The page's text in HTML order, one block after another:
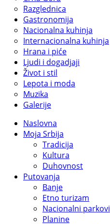
Razglednica
Gastronomija
Nacionalna kuhinja
Internacionalna kuhinja
Hrana i piće
Ljudi i dogadjaji
Život i stil
Lepota i moda
Muzika
Galerije
Naslovna
Moja Srbija
Tradicija
Kultura
Duhovnost
Putovanja
Banje
Etno turizam
Nacionalni parkovi
Planine